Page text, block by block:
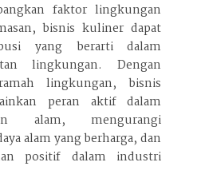
faktor lingkungan
bisnis kuliner dapat
yang berarti dalam
lingkungan. Dengan
lingkungan, bisnis
peran aktif dalam
alam, mengurangi
alam yang berharga, dan
positif dalam industri